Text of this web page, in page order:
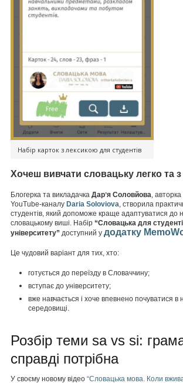
Набір карток з лексикою для студентів
Хочеш вивчати словацьку легко та
Блогерка та викладачка Дарʼя Соловйова ,
YouTube-каналу Daria Soloviova , створила
студентів, який допоможе краще адаптуватися до
словацькому виші. Набір “Словацька для
університету” доступний у додатку
Це чудовий варіант для тих, хто:
готується до переїзду в Словаччину;
вступає до університету;
вже навчається і хоче впевнено почуватися в
середовищі.
Розбір теми sa vs si:
справді потрібна
У своєму новому відео “Словацька мова. Коли